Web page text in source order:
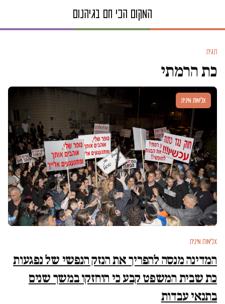
תגית
כת הרמתי
אלימות מינית
אלימות מינית
המדינה מנסה להפריך את הנזק הנפשי של נפגעות
כת שבית המשפט קבע כי הוחזקו במשך שנים
בתנאי עבדות